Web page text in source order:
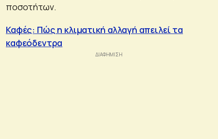
ποσοτήτων.
Καφές: Πώς η κλιματική αλλαγή απειλεί τα
καφεόδεντρα